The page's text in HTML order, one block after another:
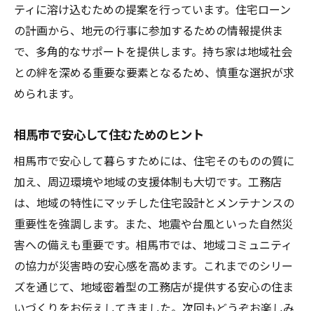
ティに溶け込むための提案を行っています。住宅ローン
の計画から、地元の行事に参加するための情報提供ま
で、多角的なサポートを提供します。持ち家は地域社会
との絆を深める重要な要素となるため、慎重な選択が求
められます。
相馬市で安心して住むためのヒント
相馬市で安心して暮らすためには、住宅そのものの質に
加え、周辺環境や地域の支援体制も大切です。工務店
は、地域の特性にマッチした住宅設計とメンテナンスの
重要性を強調します。また、地震や台風といった自然災
害への備えも重要です。相馬市では、地域コミュニティ
の協力が災害時の安心感を高めます。これまでのシリー
ズを通じて、地域密着型の工務店が提供する安心の住ま
いづくりをお伝えしてきました。次回もどうぞお楽しみ